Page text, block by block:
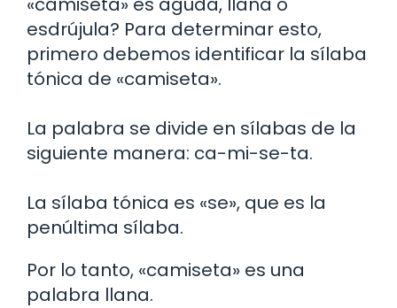
esdrújula? Para determinar esto,
primero debemos identificar la sílaba
tónica de «camiseta».
La palabra se divide en sílabas de la
siguiente manera: ca-mi-se-ta.
La sílaba tónica es «se», que es la
penúltima sílaba.
Por lo tanto, «camiseta» es una
palabra llana.